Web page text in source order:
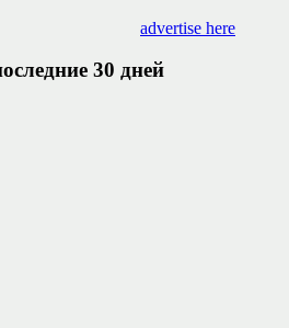
advertise here
30 дней